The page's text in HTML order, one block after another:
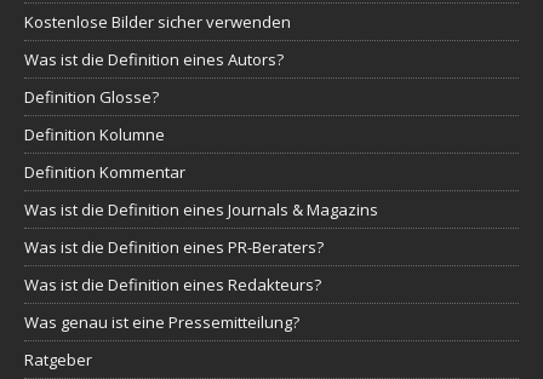
Kostenlose Bilder sicher verwenden
Was ist die Definition eines Autors?
Definition Glosse?
Definition Kolumne
Definition Kommentar
Was ist die Definition eines Journals & Magazins
Was ist die Definition eines PR-Beraters?
Was ist die Definition eines Redakteurs?
Was genau ist eine Pressemitteilung?
Ratgeber